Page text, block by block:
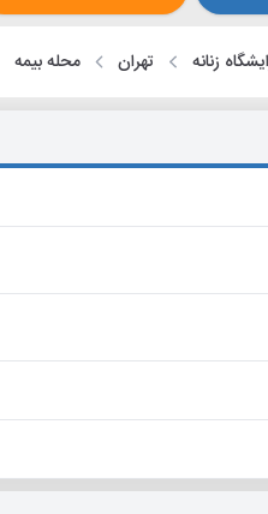
زنانه تهران محله بیمه